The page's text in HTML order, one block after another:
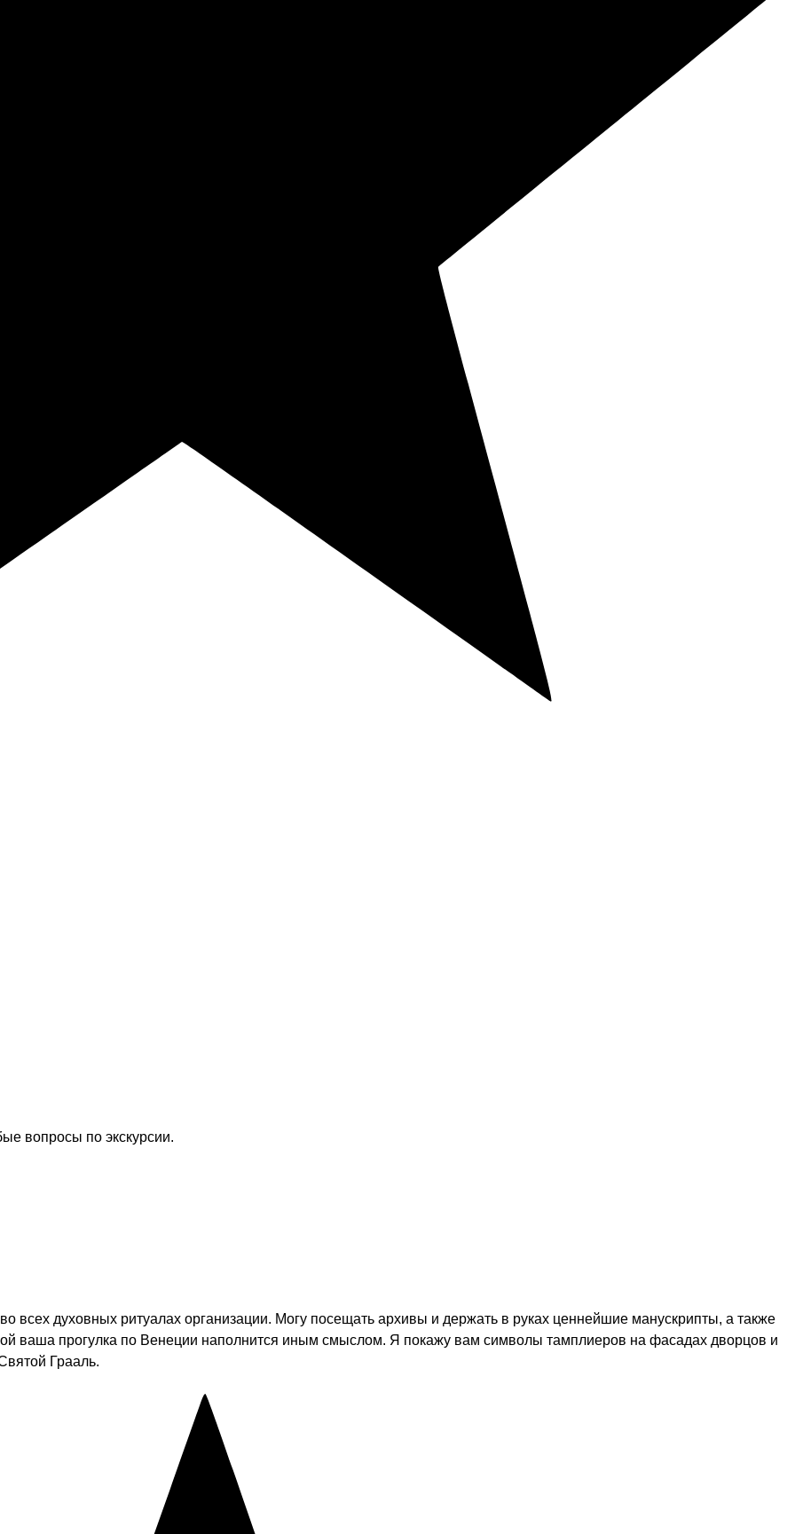
вопросы по экскурсии.
всех духовных ритуалах организации. Могу посещать архивы и держать в руках ценнейшие манускрипты, а также
ваша прогулка по Венеции наполнится иным смыслом. Я покажу вам символы тамплиеров на фасадах дворцов и
Грааль.